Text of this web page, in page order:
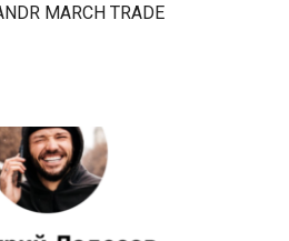
MARCH TRADE